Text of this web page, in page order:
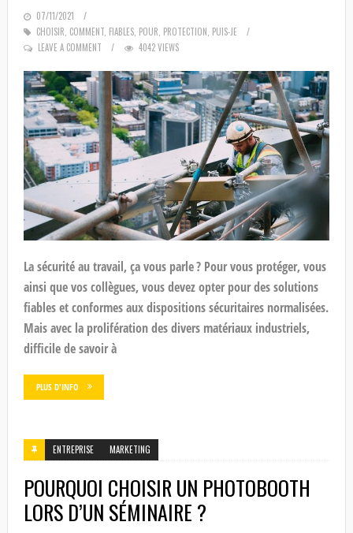
POSTED
ON
07/11/2021
CHOISIR COMMENT, FIABLES, POUR PROTECTION PUIS-JE
LEAVE A COMMENT
4042 VIEWS
La sécurité au travail, ça vous parle ? Pour vous protéger, vous
ainsi que vos collègues, vous devez opter pour des solutions
fiables et conformes aux dispositions sécuritaires normalisées.
Mais avec la prolifération des divers matériaux industriels,
difficile de savoir à
PLUS D'INFO
ENTREPRISE MARKETING
POURQUOI CHOISIR UN PHOTOBOOTH
LORS D’UN SÉMINAIRE ?